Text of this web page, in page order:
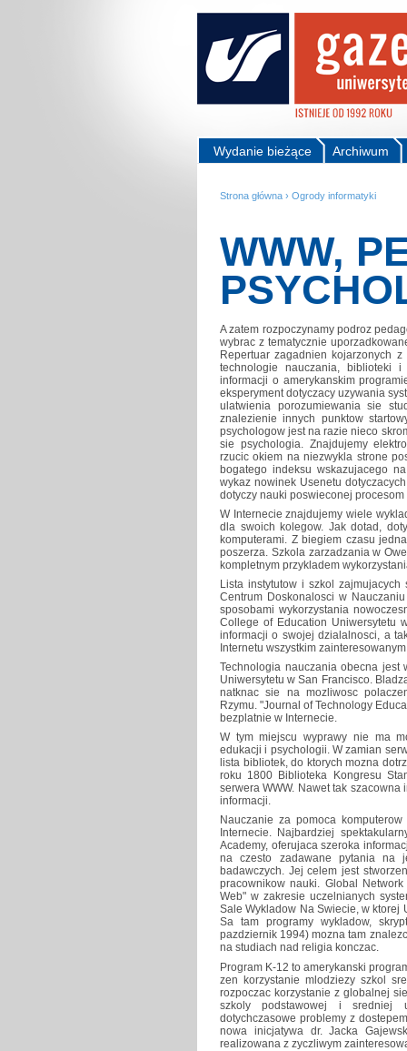
Archiwum
Wydanie bieżące
Strona główna › Ogrody informatyki
WWW,
A zatem rozpoczynamy podroz
wybrac z tematycznie
Repertuar zagadnien kojarzonych
technologie nauczania, biblioteki
informacji o amerykanskim
eksperyment dotyczacy uzywania
ulatwienia porozumiewania sie
znalezienie innych punktow
psychologow jest na razie nieco
sie psychologia. Znajdujemy
rzucic okiem na niezwykla strone
bogatego indeksu wskazujacego
wykaz nowinek Usenetu
dotyczy nauki poswieconej
W Internecie znajdujemy wiele
dla swoich kolegow. Jak dotad,
komputerami. Z biegiem czasu
poszerza. Szkola zarzadzania w
kompletnym przykladem
Lista instytutow i szkol
Centrum Doskonalosci w
sposobami wykorzystania
College of Education Uniwersytetu
informacji o swojej dzialalnosci, a
Internetu wszystkim
Technologia nauczania obecna jest
Uniwersytetu w San Francisco.
natknac sie na mozliwosc
Rzymu. "Journal of Technology
bezplatnie w Internecie.
W tym miejscu wyprawy nie ma
edukacji i psychologii. W zamian
lista bibliotek, do ktorych mozna
roku 1800 Biblioteka Kongresu
serwera WWW. Nawet tak
informacji.
Nauczanie za pomoca
Internecie. Najbardziej
Academy, oferujaca szeroka
na czesto zadawane pytania na
badawczych. Jej celem jest
pracownikow nauki. Global
Web" w zakresie uczelnianych
Sale Wykladow Na Swiecie, w ktorej
Sa tam programy wykladow,
pazdziernik 1994) mozna tam
na studiach nad religia konczac.
Program K-12 to amerykanski
zen korzystanie mlodziezy szkol
rozpoczac korzystanie z globalnej
szkoly podstawowej i sredniej
dotychczasowe problemy z
nowa inicjatywa dr. Jacka
realizowana z zyczliwym